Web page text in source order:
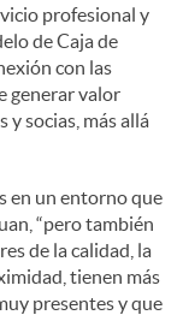
profesional y
de Caja de
con las
generar valor
y socias, más allá
en un entorno que
“pero también
de la calidad, la
tienen más
presentes y que